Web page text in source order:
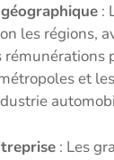
:
les régions,
et
: Les